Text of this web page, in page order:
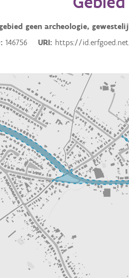
geen archeologie,
146756 URI https://